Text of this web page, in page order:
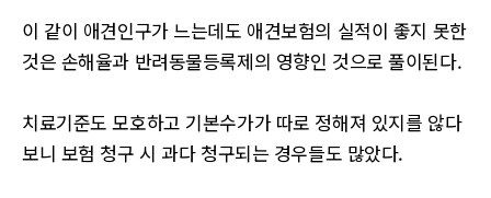
이 같이 애견인구가 느는데도 애견보험의 실적이 좋지 못한
것은 손해율과 반려동물등록제의 영향인 것으로 풀이된다.
치료기준도 모호하고 기본수가가 따로 정해져 있지를 않다
보니 보험 청구 시 과다 청구되는 경우들도 많았다.